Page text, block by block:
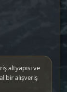
altyapısı ve
bir alışveriş